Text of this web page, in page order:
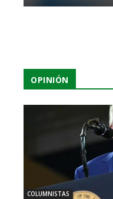
OPINIÓN
COLUMNISTAS